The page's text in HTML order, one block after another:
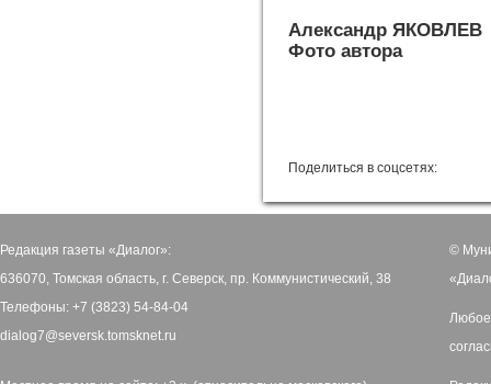
Александр ЯКОВЛЕВ
Фото автора
Поделиться в соцсетях:
Редакция газеты «Диалог»:
636070, Томская область, г. Северск, пр. Коммунистический, 38
Телефоны: +7 (3823) 54-84-04
dialog7@seversk.tomsknet.ru
©
Любое